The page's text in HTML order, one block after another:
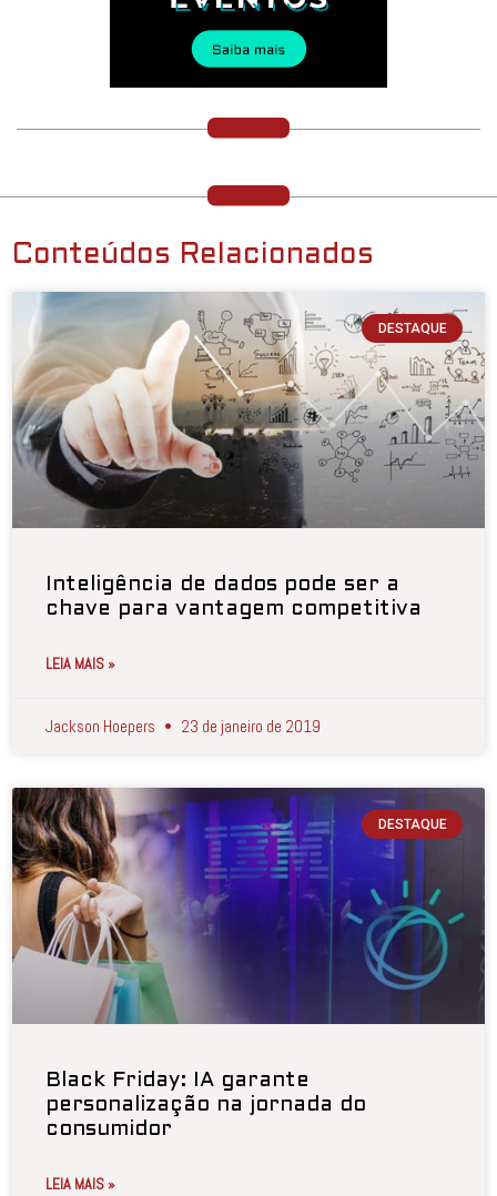
Conteúdos Relacionados
DESTAQUE
Inteligência de dados pode ser a
chave para vantagem competitiva
LEIA MAIS »
Jackson Hoepers 23 de janeiro de 2019
DESTAQUE
Black Friday: IA garante
personalização na jornada do
consumidor
LEIA MAIS »